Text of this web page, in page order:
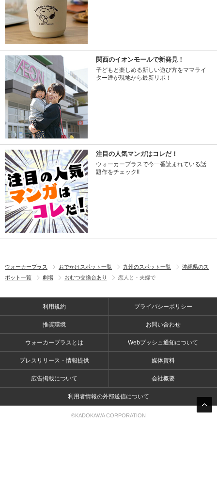
関西のイオンモールで新発見！
子どもと楽しめる新しい遊び方をママライ
ター達が現地から最新リポ！
注目の人気マンガはコレだ！
ウォーカープラスで今一番読まれている話
題作をチェック!!
ウォーカープラス おでかけスポット一覧 九州のスポット一覧
沖縄県のス
ポット一覧
劇場 おむつ交換台あり 恋人と・夫婦で
利用規約 プライバシーポリシー
推奨環境 お問い合わせ
ウォーカープラスとは Webプッシュ通知について
プレスリリース・情報提供 媒体資料
広告掲載について 会社概要
利用者情報の外部送信について
©KADOKAWA CORPORATION